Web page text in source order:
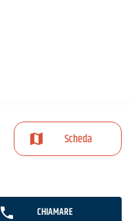
Scheda
CHIAMARE